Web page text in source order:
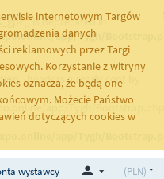
is deprecated in
app/Tygh/
- headers already sent by
app/Tygh/
app/Tygh/
internetowym Targów
danych
reklamowych przez Targi
Korzystanie z witryny
oznacza, że będą one
Możecie Państwo
dotyczących cookies w
(PLN)
wystawcy